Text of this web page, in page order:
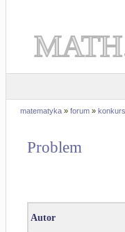
matematyka » forum »
Problem
Autor